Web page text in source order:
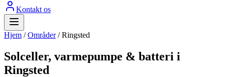
Kontakt os
Hjem / Områder / Ringsted
Solceller, varmepumpe & batteri i
Ringsted